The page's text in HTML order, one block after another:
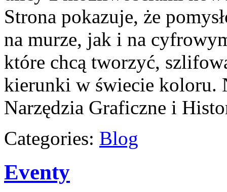
Strona pokazuje, że
na murze, jak i na
które chcą tworzyć,
kierunki w świecie koloru.
Narzędzia Graficzne i
Categories: Blog
Eventy